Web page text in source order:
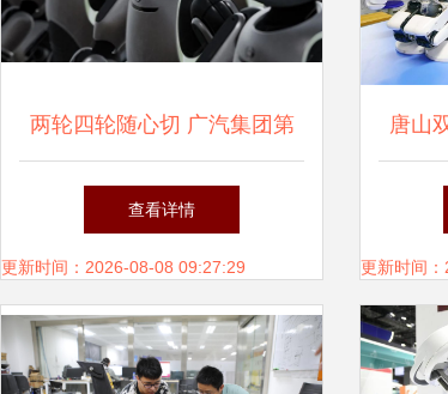
两轮四轮随心切 广汽集团第
三代智能人形机器人GoMate
发布，定义智能机器人新标杆
查看详情
更新时间：2026-08-08 09:27:29
唐山
更新时间